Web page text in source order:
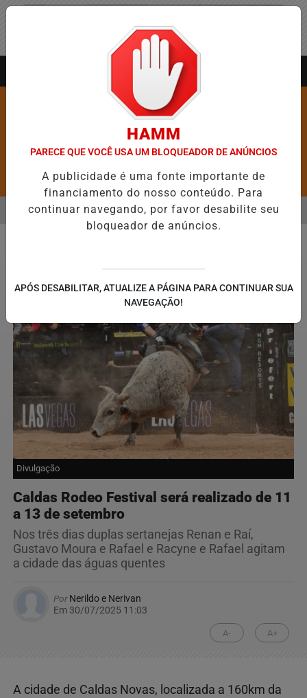
Pesquisar Notícia
5,1 MIL NOVAS VAGAS DO ALUGUEL SOCIAL EM 40 MUNICÍPIOS
MENU
Divulgação
Caldas Rodeo Festival será realizado de 11
a 13 de setembro
Nos três dias duplas sertanejas Renan e Raí,
Gustavo Moura e Rafael e Racyne e Rafael agitam
a cidade das águas quentes
PorNerildo e Nerivan
Em 30/07/2025 11:03
A- A+
A cidade de Caldas Novas, localizada a 160km da
HAMM
PARECE QUE VOCÊ USA UM BLOQUEADOR DE ANÚNCIOS
A publicidade é uma fonte importante de
financiamento do nosso conteúdo. Para
continuar navegando, por favor desabilite seu
bloqueador de anúncios.
APÓS DESABILITAR, ATUALIZE A PÁGINA PARA CONTINUAR SUA
NAVEGAÇÃO!